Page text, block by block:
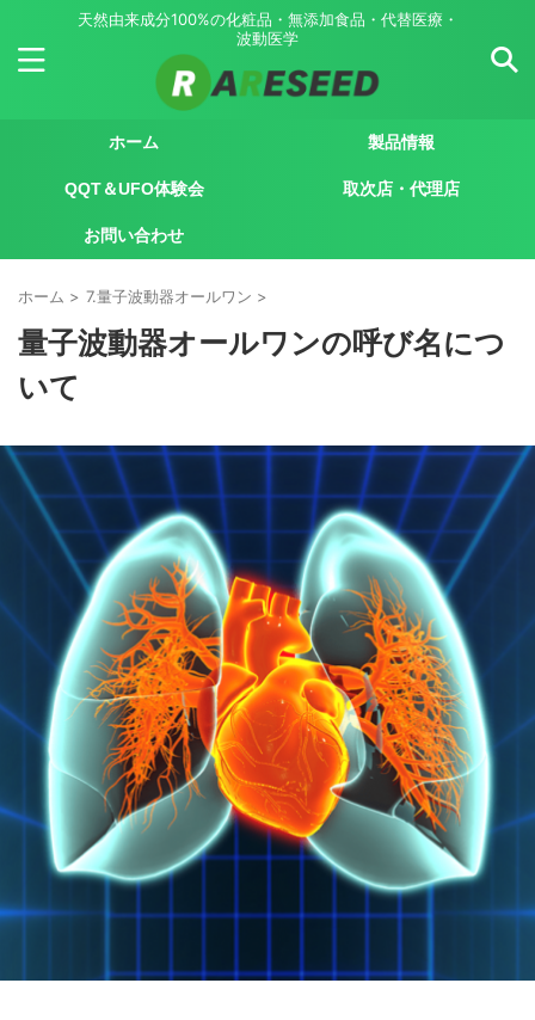
天然由来成分100%の化粧品・無添加食品・代替医療・
波動医学
ホーム 製品情報
QQT＆UFO体験会 取次店・代理店
お問い合わせ
ホーム > 7.量子波動器オールワン >
量子波動器オールワンの呼び名につ
いて